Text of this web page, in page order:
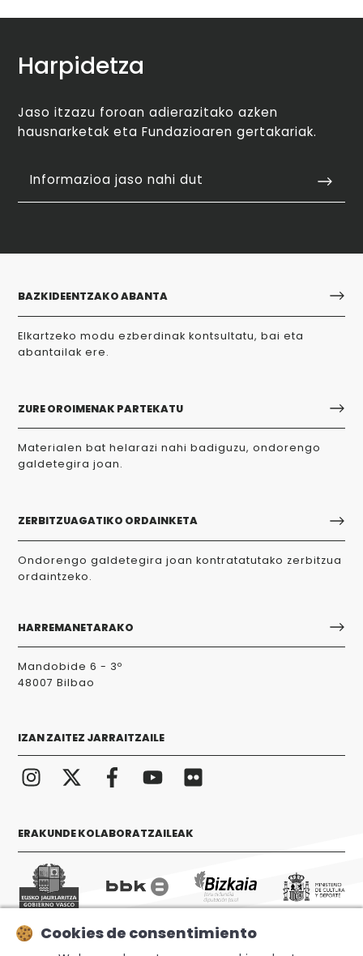
Harpidetza
Jaso itzazu foroan adierazitako azken
hausnarketak eta Fundazioaren gertakariak.
Informazioa jaso nahi dut
BAZKIDEENTZAKO ABANTA
Elkartzeko modu ezberdinak kontsultatu, bai eta
abantailak ere.
ZURE OROIMENAK PARTEKATU
Materialen bat helarazi nahi badiguzu, ondorengo
galdetegira joan.
ZERBITZUAGATIKO ORDAINKETA
Ondorengo galdetegira joan kontratatutako zerbitzua
ordaintzeko.
HARREMANETARAKO
Mandobide 6 - 3º
48007 Bilbao
IZAN ZAITEZ JARRAITZAILE
ERAKUNDE KOLABORATZAILEAK
Cookies de consentimiento